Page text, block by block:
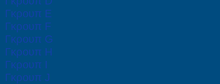
Γκρουπ E
Γκρουπ F
Γκρουπ G
Γκρουπ H
Γκρουπ I
Γκρουπ J